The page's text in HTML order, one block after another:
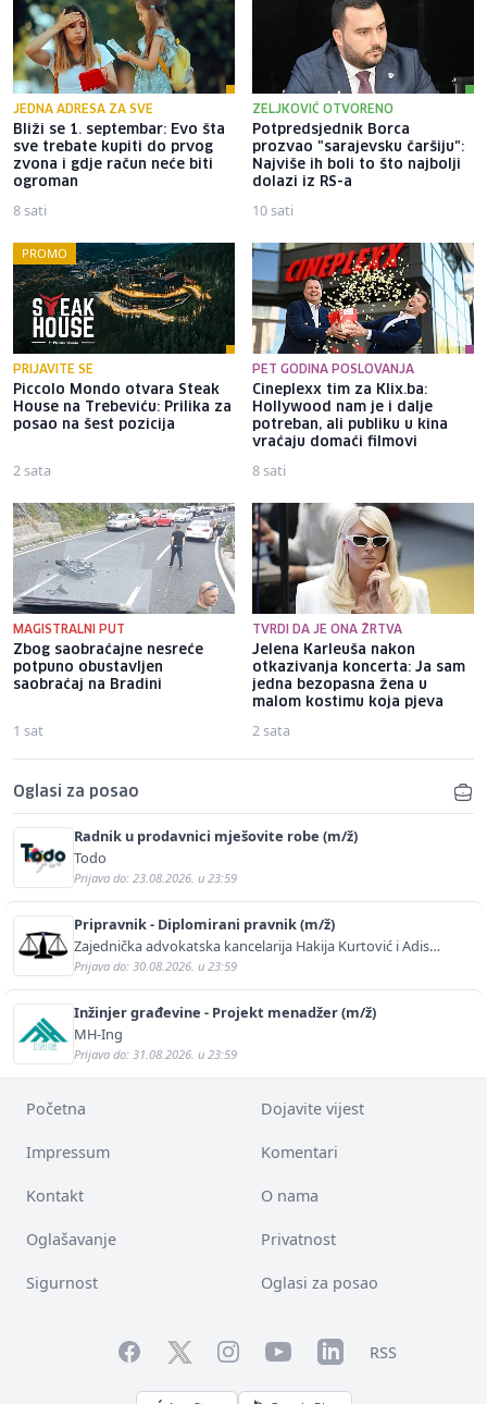
JEDNA ADRESA ZA SVE
Bliži se 1. septembar: Evo šta
sve trebate kupiti do prvog
zvona i gdje račun neće biti
ogroman
8 sati
ZELJKOVIĆ OTVORENO
Potpredsjednik Borca
prozvao "sarajevsku čaršiju":
Najviše ih boli to što najbolji
dolazi iz RS-a
10 sati
PROMO
PRIJAVITE SE
Piccolo Mondo otvara Steak
House na Trebeviću: Prilika za
posao na šest pozicija
2 sata
PET GODINA POSLOVANJA
Cineplexx tim za Klix.ba:
Hollywood nam je i dalje
potreban, ali publiku u kina
vraćaju domaći filmovi
8 sati
MAGISTRALNI PUT
Zbog saobraćajne nesreće
potpuno obustavljen
saobraćaj na Bradini
1 sat
TVRDI DA JE ONA ŽRTVA
Jelena Karleuša nakon
otkazivanja koncerta: Ja sam
jedna bezopasna žena u
malom kostimu koja pjeva
2 sata
Oglasi za posao
Radnik u prodavnici mješovite robe (m/ž)
Todo
Prijava do: 23.08.2026. u 23:59
Pripravnik - Diplomirani pravnik (m/ž)
Zajednička advokatska kancelarija Hakija Kurtović i Adis
Kurtović
Prijava do: 30.08.2026. u 23:59
Inžinjer građevine - Projekt menadžer (m/ž)
MH-Ing
Prijava do: 31.08.2026. u 23:59
Početna Dojavite vijest
Impressum Komentari
Kontakt O nama
Oglašavanje Privatnost
Sigurnost Oglasi za posao
FacebookTwitterInstagramYouTubeLinkedInRSS